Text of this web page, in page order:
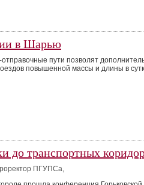
в Шарью
пути позволят
повышенной массы и длины в
до транспортных
ПГУПСа,